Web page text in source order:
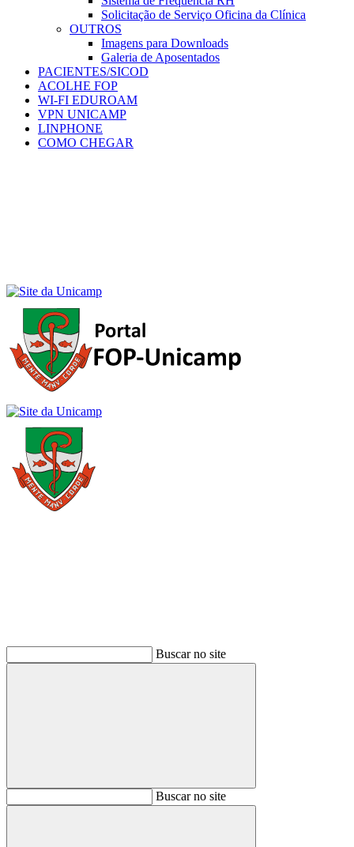
Solicitação de Serviço Oficina da Clínica
OUTROS
Imagens para Downloads
Galeria de Aposentados
PACIENTES/SICOD
ACOLHE FOP
WI-FI EDUROAM
VPN UNICAMP
LINPHONE
COMO CHEGAR
Buscar no site
BuscarBuscar no site